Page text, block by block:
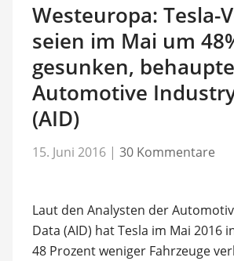
Westeuropa: Tesla-
seien im Mai um
gesunken,
Automotive
(AID)
15. Juni 2016 | 30 Kommentare
Laut den Analysten der
Data (AID) hat Tesla im Mai 2016
48 Prozent weniger Fahrzeuge